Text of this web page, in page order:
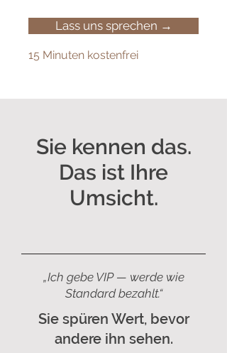
Lass uns sprechen →
15 Minuten kostenfrei
Sie kennen das.
Das ist Ihre
Umsicht.
„Ich gebe VIP — werde wie
Standard bezahlt.“
Sie spüren Wert, bevor
andere ihn sehen.